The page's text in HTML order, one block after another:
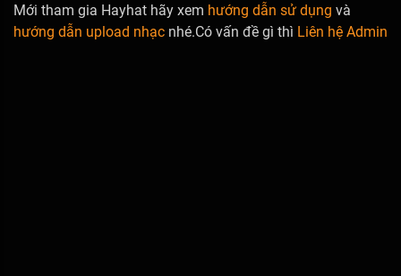
Mới tham gia Hayhat hãy xem hướng dẫn sử dụng và
hướng dẫn upload nhạc nhé.Có vấn đề gì thì Liên hệ Admin